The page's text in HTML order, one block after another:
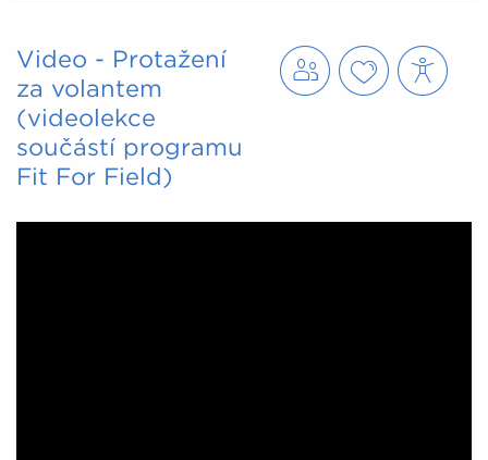
Video - Protažení
za volantem
(videolekce
součástí programu
Fit For Field)